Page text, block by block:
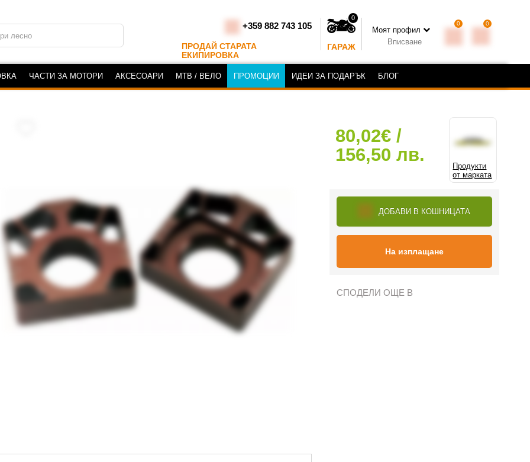
+359 882 743 105
ПРОДАЙ СТАРАТА
ЕКИПИРОВКА
0
ГАРАЖ
Моят профил
Вписване
0 0
ЧАСТИ ЗА МОТОРИ АКСЕСОАРИ MTB / ВЕЛО ПРОМОЦИИ ИДЕИ ЗА ПОДАРЪК БЛОГ
Продукти
от марката
80,02€ /
156,50 лв.
ДОБАВИ В КОШНИЦАТА
На изплащане
СПОДЕЛИ ОЩЕ В